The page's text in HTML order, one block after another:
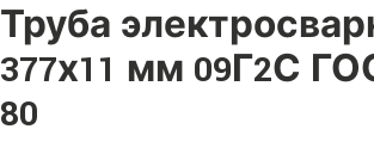
Труба электросварная
377х11 мм 09Г2С
80